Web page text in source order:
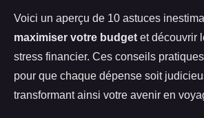
Voici un aperçu de 10 astuces
maximiser votre budget et découvrir
stress financier. Ces conseils
pour que chaque dépense soit
transformant ainsi votre avenir en